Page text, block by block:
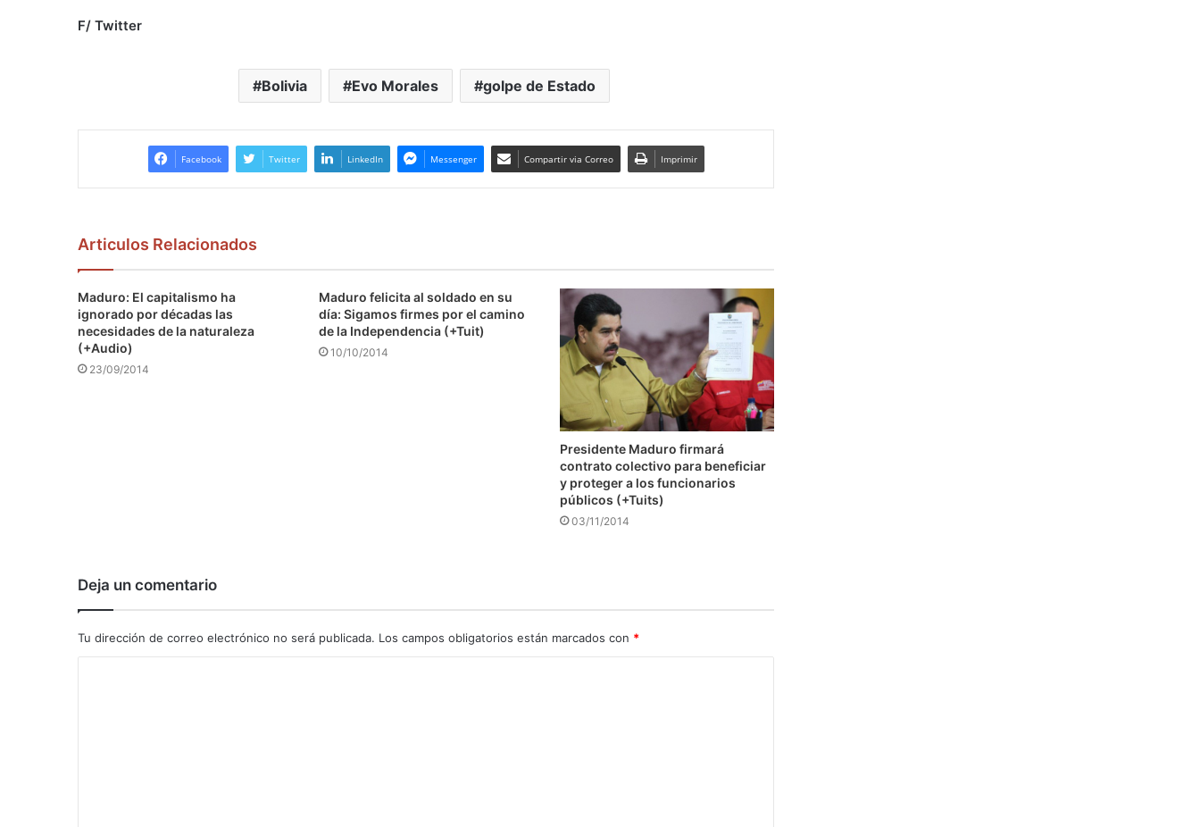
F/ Twitter
Bolivia Evo Morales golpe de Estado
Facebook Twitter LinkedIn Messenger Compartir via Correo Imprimir
Articulos Relacionados
Maduro: El capitalismo ha
ignorado por décadas las
necesidades de la naturaleza
(+Audio)
23/09/2014
Maduro felicita al soldado en su
día: Sigamos firmes por el camino
de la Independencia (+Tuit)
10/10/2014
Presidente Maduro firmará
contrato colectivo para beneficiar
y proteger a los funcionarios
públicos (+Tuits)
03/11/2014
Deja un comentario
Tu dirección de correo electrónico no será publicada. Los campos obligatorios están marcados con *